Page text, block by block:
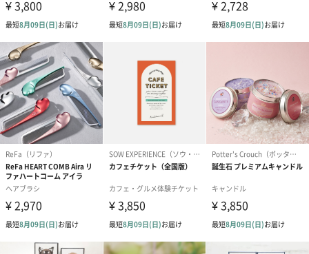
シーズンブーケ（ひま
わり）（1,880円）
ブーケ（ホワイトグリ
ーン）（1,650円）
（1,650円）
ドライフラワー・プリザーブドフラワー
自然のお花で作ったドライフラワー・プリザーブドフラワーを同
梱します。
一部花材が写真と異なる場合がございます。予めご了承くださ
い。パッケージに入れてお届けします。